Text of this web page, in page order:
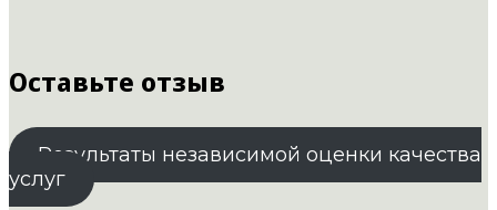
Оставьте отзыв
Результаты независимой оценки качества
услуг